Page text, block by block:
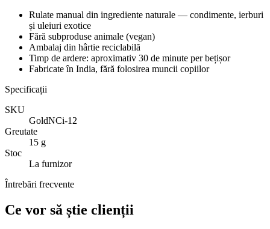
Rulate manual din ingrediente naturale — condimente, ierburi
și uleiuri exotice
Fără subproduse animale (vegan)
Ambalaj din hârtie reciclabilă
Timp de ardere: aproximativ 30 de minute per bețișor
Fabricate în India, fără folosirea muncii copiilor
Specificații
SKU
GoldNCi-12
Greutate
15 g
Stoc
La furnizor
Întrebări frecvente
Ce vor să știe clienții